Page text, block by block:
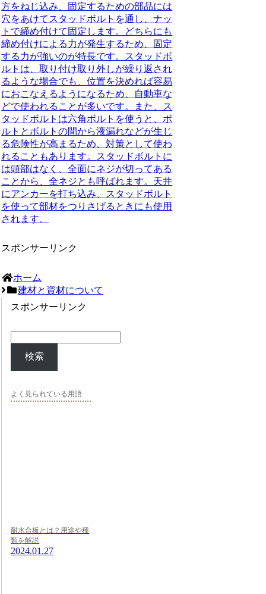
方をねじ込み、固定するための部品には
穴をあけてスタッドボルトを通し、ナッ
トで締め付けて固定します。どちらにも
締め付けによる力が発生するため、
固定
する力が強いのが特長です。スタッドボ
ルトは、取り付け取り外しが繰り返され
るような場合でも、位置を決めれば容易
におこなえるようになるため、自動車な
どで使われることが多いです。また、ス
タッドボルトは六角ボルトを使うと、ボ
ルトとボルトの間から液漏れなどが生じ
る危険性が高まるため、対策として使わ
れることもあります。
スタッドボルトに
は頭部はなく、全面にネジが切ってある
ことから、全ネジとも呼ばれます。 天井
にアンカーを打ち込み、スタッドボルト
を使って部材をつりさげるときにも使用
されます。
スポンサーリンク
ホーム
建材と資材について
スポンサーリンク
検索
よく見られている用語
耐水合板とは？用途や種
類を解説
2024.01.27